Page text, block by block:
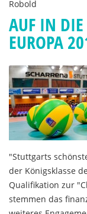
Robold
AUF IN DIE
EUROPA
"Stuttgarts
der Königsklasse
Qualifikation zur
stemmen das